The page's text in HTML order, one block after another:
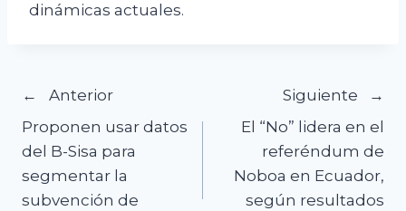
dinámicas actuales.
Navegación
de
entradas
Anterior
Proponen usar datos
del B-Sisa para
segmentar la
subvención de
Siguiente
El “No” lidera en el
referéndum de
Noboa en Ecuador,
según resultados